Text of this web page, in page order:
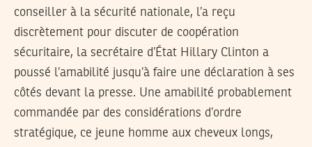
conseiller à la sécurité nationale, l’a reçu
discrètement pour discuter de coopération
sécuritaire, la secrétaire d’État Hillary Clinton a
poussé l’amabilité jusqu’à faire une déclaration à ses
côtés devant la presse. Une amabilité probablement
commandée par des considérations d’ordre
stratégique, ce jeune homme aux cheveux longs,